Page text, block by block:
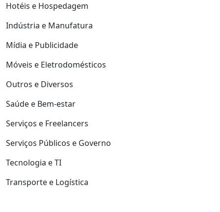
Hotéis e Hospedagem
Indústria e Manufatura
Mídia e Publicidade
Móveis e Eletrodomésticos
Outros e Diversos
Saúde e Bem-estar
Serviços e Freelancers
Serviços Públicos e Governo
Tecnologia e TI
Transporte e Logística